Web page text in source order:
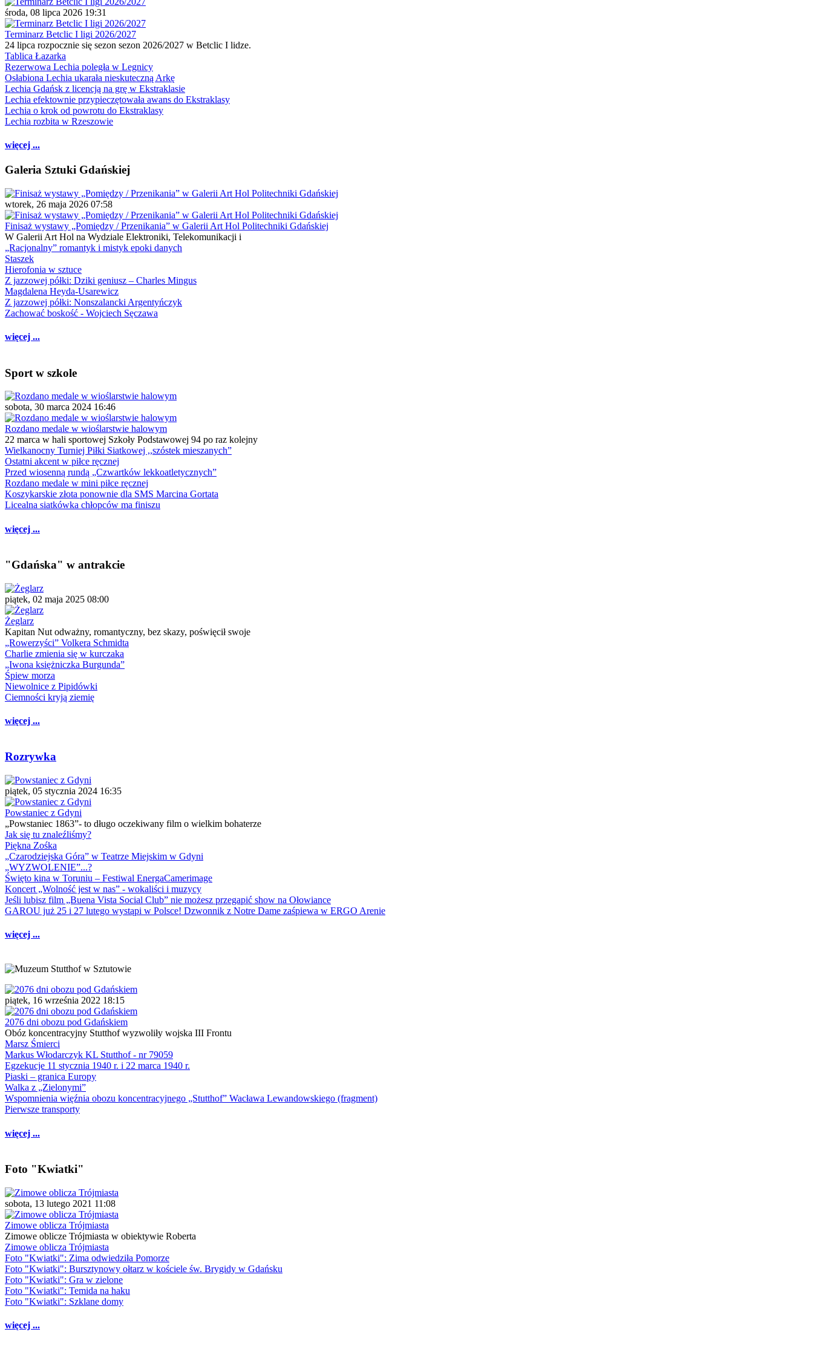
środa, 08 lipca 2026 19:31
Terminarz Betclic I ligi 2026/2027
24 lipca rozpocznie się sezon sezon 2026/2027 w Betclic I lidze.
Tablica Łazarka
Rezerwowa Lechia poległa w Legnicy
Osłabiona Lechia ukarała nieskuteczną Arkę
Lechia Gdańsk z licencją na grę w Ekstraklasie
Lechia efektownie przypieczętowała awans do Ekstraklasy
Lechia o krok od powrotu do Ekstraklasy
Lechia rozbita w Rzeszowie
więcej ...
Galeria Sztuki Gdańskiej
wtorek, 26 maja 2026 07:58
Finisaż wystawy „Pomiędzy / Przenikania” w Galerii Art Hol Politechniki Gdańskiej
W Galerii Art Hol na Wydziale Elektroniki, Telekomunikacji i
„Racjonalny” romantyk i mistyk epoki danych
Staszek
Hierofonia w sztuce
Z jazzowej półki: Dziki geniusz – Charles Mingus
Magdalena Heyda-Usarewicz
Z jazzowej półki: Nonszalancki Argentyńczyk
Zachować boskość - Wojciech Sęczawa
więcej ...
Sport w szkole
sobota, 30 marca 2024 16:46
Rozdano medale w wioślarstwie halowym
22 marca w hali sportowej Szkoły Podstawowej 94 po raz kolejny
Wielkanocny Turniej Piłki Siatkowej ,,szóstek mieszanych”
Ostatni akcent w piłce ręcznej
Przed wiosenną rundą „Czwartków lekkoatletycznych”
Rozdano medale w mini piłce ręcznej
Koszykarskie złota ponownie dla SMS Marcina Gortata
Licealna siatkówka chłopców ma finiszu
więcej ...
"Gdańska" w antrakcie
piątek, 02 maja 2025 08:00
Żeglarz
Kapitan Nut odważny, romantyczny, bez skazy, poświęcił swoje
„Rowerzyści” Volkera Schmidta
Charlie zmienia się w kurczaka
„Iwona księżniczka Burgunda”
Śpiew morza
Niewolnice z Pipidówki
Ciemności kryją ziemię
więcej ...
Rozrywka
piątek, 05 stycznia 2024 16:35
Powstaniec z Gdyni
„Powstaniec 1863”- to długo oczekiwany film o wielkim bohaterze
Jak się tu znaleźliśmy?
Piękna Zośka
„Czarodziejska Góra” w Teatrze Miejskim w Gdyni
„WYZWOLENIE”...?
Święto kina w Toruniu – Festiwal EnergaCamerimage
Koncert „Wolność jest w nas” - wokaliści i muzycy
Jeśli lubisz film „Buena Vista Social Club” nie możesz przegapić show na Ołowiance
GAROU już 25 i 27 lutego wystąpi w Polsce! Dzwonnik z Notre Dame zaśpiewa w ERGO Arenie
więcej ...
piątek, 16 września 2022 18:15
2076 dni obozu pod Gdańskiem
Obóz koncentracyjny Stutthof wyzwoliły wojska III Frontu
Marsz Śmierci
Markus Włodarczyk KL Stutthof - nr 79059
Egzekucje 11 stycznia 1940 r. i 22 marca 1940 r.
Piaski – granica Europy
Walka z „Zielonymi”
Wspomnienia więźnia obozu koncentracyjnego „Stutthof” Wacława Lewandowskiego (fragment)
Pierwsze transporty
więcej ...
Foto "Kwiatki"
sobota, 13 lutego 2021 11:08
Zimowe oblicza Trójmiasta
Zimowe oblicze Trójmiasta w obiektywie Roberta
Zimowe oblicza Trójmiasta
Foto "Kwiatki": Zima odwiedziła Pomorze
Foto "Kwiatki": Bursztynowy ołtarz w kościele św. Brygidy w Gdańsku
Foto "Kwiatki": Gra w zielone
Foto "Kwiatki": Temida na haku
Foto "Kwiatki": Szklane domy
więcej ...